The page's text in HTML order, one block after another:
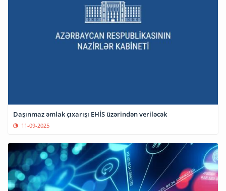
Daşınmaz əmlak çıxarışı EHİS üzərindən veriləcək
11-09-2025